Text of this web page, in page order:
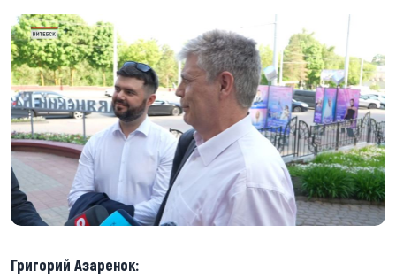
Григорий Азаренок: